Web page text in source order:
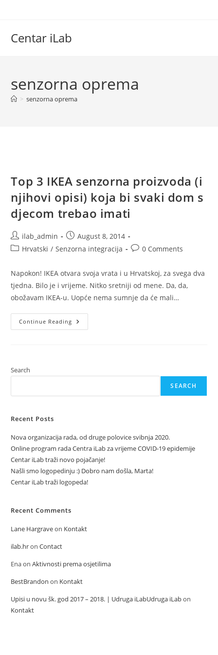
Centar iLab
senzorna oprema
> senzorna oprema
Top 3 IKEA senzorna proizvoda (i
njihovi opisi) koja bi svaki dom s
djecom trebao imati
Post
author:
ilab_admin
Post
published:
August 8, 2014
PostHrvatski / Senzorna integracija
Post0 Comments
Napokon! IKEA otvara svoja vrata i u Hrvatskoj, za svega dva
tjedna. Bilo je i vrijeme. Nitko sretniji od mene. Da, da,
obožavam IKEA-u. Uopće nema sumnje da će mali…
Continue Reading Top
3
Koja
Dom
Search
SEARCH
Recent Posts
Nova organizacija rada, od druge polovice svibnja 2020.
Online program rada Centra iLab za vrijeme COVID-19 epidemije
Centar iLab traži novo pojačanje!
Našli smo logopedinju :) Dobro nam došla, Marta!
Centar iLab traži logopeda!
Recent Comments
Lane Hargraveon Kontakt
ilab.hronContact
EnaonAktivnosti prema osjetilima
BestBrandon on Kontakt
Upisi u novu šk. god 2017 – 2018. | Udruga iLabUdruga iLabon
Kontakt